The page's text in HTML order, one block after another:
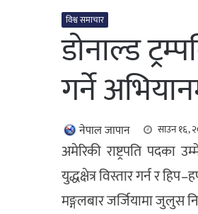
विश्व समाचार
डोनाल्ड
गर्ने
नेपाल जापान साउन १६,
अमेरिकी राष्ट्रपति पदका
युद्धक्षेत्र विस्तार गर्न र
मङ्गलबार जर्जियामा जुलुस